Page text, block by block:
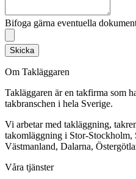
Bifoga gärna eventuella
Skicka
Om Takläggaren
Takläggaren är en takfirma som
takbranschen i hela Sverige.
Vi arbetar med takläggning,
takomläggning i Stor-Stockholm,
Västmanland, Dalarna,
Våra tjänster